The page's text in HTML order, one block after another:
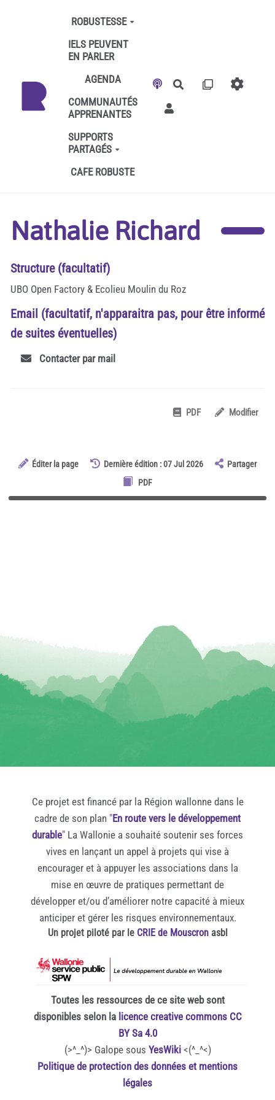
Aller au contenu principal
ROBUSTESSE
IELS PEUVENT
EN PARLER
AGENDA
COMMUNAUTÉS
APPRENANTES
SUPPORTS
PARTAGÉS
CAFE ROBUSTE
Rechercher
Nathalie Richard
Structure (facultatif)
UBO Open Factory & Ecolieu Moulin du Roz
Email (facultatif, n'apparaitra pas, pour être informé
de suites éventuelles)
Contacter par mail
PDF Modifier
Éditer la page Dernière édition : 07 Jul 2026
Partager
PDF
Ce projet est financé par la Région wallonne dans le
cadre de son plan "En route vers le développement
durable" La Wallonie a souhaité soutenir ses forces
vives en lançant un appel à projets qui vise à
encourager et à appuyer les associations dans la
mise en œuvre de pratiques permettant de
développer et/ou d’améliorer notre capacité à mieux
anticiper et gérer les risques environnementaux.
Un projet piloté par le CRIE de Mouscronasbl
Toutes les ressources de ce site web sont
disponibles selon la licence creative commons CC
BY Sa 4.0
(>^_^)> Galope sous YesWiki<(^_^<)
Politique de protection des données et mentions
légales